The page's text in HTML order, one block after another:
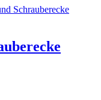
Schrauberecke